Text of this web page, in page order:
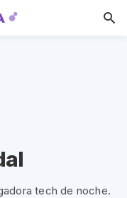
tech de noche.